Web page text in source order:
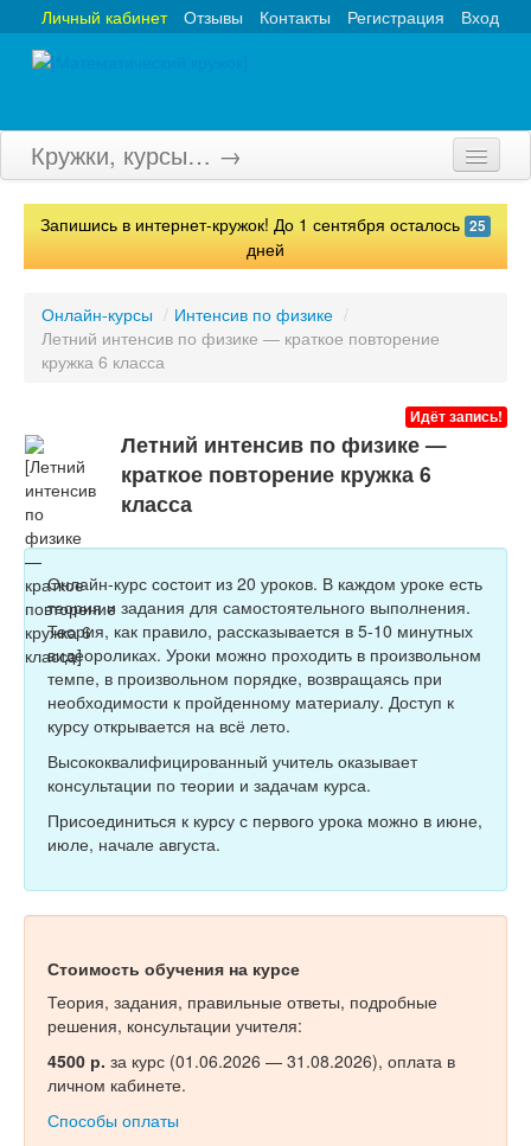
Вход
Регистрация
Контакты
Отзывы
Личный кабинет
Кружки, курсы… →
Главная
Олимпиады
Конкурсы
Вебинары
Тесты
Книги
Игры
Учитель
Запишись в интернет-кружок! До 1 сентября осталось 25
дней
Онлайн-курсы / Интенсив по физике /
Летний интенсив по физике — краткое повторение
кружка 6 класса
Идёт запись!
Летний интенсив по физике —
краткое повторение кружка 6
класса
Онлайн-курс состоит из 20 уроков. В каждом уроке есть
теория и задания для самостоятельного выполнения.
Теория, как правило, рассказывается в 5-10 минутных
видеороликах. Уроки можно проходить в произвольном
темпе, в произвольном порядке, возвращаясь при
необходимости к пройденному материалу. Доступ к
курсу открывается на всё лето.
Высококвалифицированный учитель оказывает
консультации по теории и задачам курса.
Присоединиться к курсу с первого урока можно в июне,
июле, начале августа.
Стоимость обучения на курсе
Теория, задания, правильные ответы, подробные
решения, консультации учителя:
4500 р. за курс (01.06.2026 — 31.08.2026), оплата в
личном кабинете.
Способы оплаты